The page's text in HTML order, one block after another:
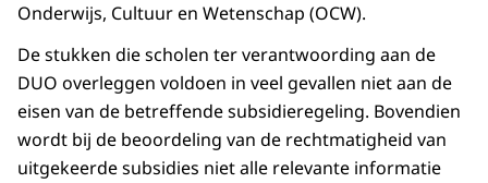
Onderwijs, Cultuur en Wetenschap (OCW).
De stukken die scholen ter verantwoording aan de
DUO overleggen voldoen in veel gevallen niet aan de
eisen van de betreffende subsidieregeling. Bovendien
wordt bij de beoordeling van de rechtmatigheid van
uitgekeerde subsidies niet alle relevante informatie